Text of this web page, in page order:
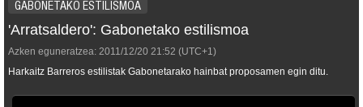
GABONETAKO ESTILISMOA
'Arratsaldero': Gabonetako estilismoa
Azken eguneratzea: 2011/12/20 21:52 (UTC+1)
Harkaitz Barreros estilistak Gabonetarako hainbat proposamen egin ditu.